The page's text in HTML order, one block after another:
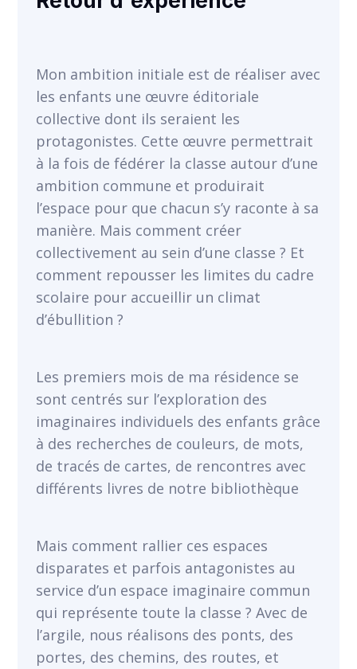
VOIR
Mon ambition initiale est de réaliser avec
les enfants une œuvre éditoriale
collective dont ils seraient les
protagonistes. Cette œuvre permettrait
à la fois de fédérer la classe autour d’une
ambition commune et produirait
l’espace pour que chacun s’y raconte à sa
manière. Mais comment créer
collectivement au sein d’une classe ? Et
comment repousser les limites du cadre
scolaire pour accueillir un climat
d’ébullition ?
Les premiers mois de ma résidence se
sont centrés sur l’exploration des
imaginaires individuels des enfants grâce
à des recherches de couleurs, de mots,
de tracés de cartes, de rencontres avec
différents livres de notre bibliothèque
Mais comment rallier ces espaces
disparates et parfois antagonistes au
service d’un espace imaginaire commun
qui représente toute la classe ? Avec de
l’argile, nous réalisons des ponts, des
portes, des chemins, des routes, et